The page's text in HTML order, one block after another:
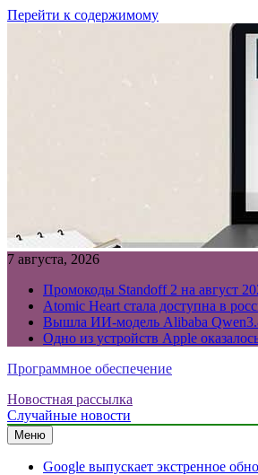
Перейти к содержимому
7 августа, 2026
Промокоды Standoff 2 на август
Atomic Heart стала доступна в
Вышла ИИ-модель Alibaba
Одно из устройств Apple
Программное обеспечение
Новостная рассылка
Случайные новости
Меню
Google выпускает экстренное